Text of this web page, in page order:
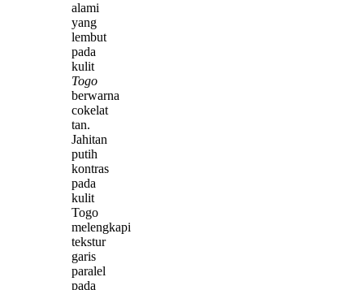
alami
yang
lembut
pada
kulit
Togo
berwarna
cokelat
tan.
Jahitan
putih
kontras
pada
kulit
Togo
melengkapi
tekstur
garis
paralel
pada